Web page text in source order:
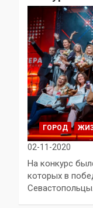
ГОРОД
02-11-2020
На конкурс
которых в